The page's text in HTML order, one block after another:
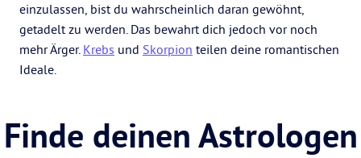
einzulassen, bist du wahrscheinlich daran gewöhnt,
getadelt zu werden. Das bewahrt dich jedoch vor noch
mehr Ärger. Krebs und Skorpion teilen deine romantischen
Ideale.
Finde deinen Astrologen